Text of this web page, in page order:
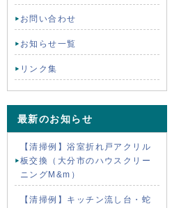
お問い合わせ
お知らせ一覧
リンク集
最新のお知らせ
【清掃例】浴室折れ戸アクリル
板交換（大分市のハウスクリー
ニングM&m）
【清掃例】キッチン流し台・蛇